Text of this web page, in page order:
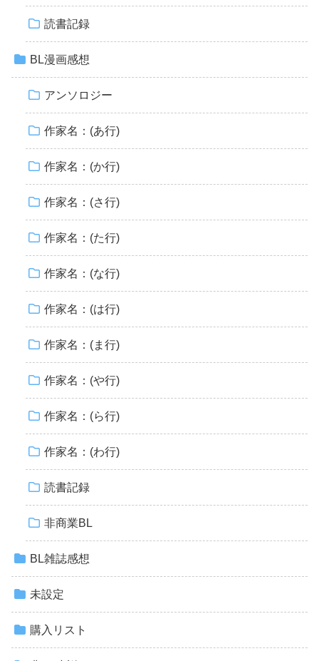
読書記録
BL漫画感想
アンソロジー
作家名：(あ行)
作家名：(か行)
作家名：(さ行)
作家名：(た行)
作家名：(な行)
作家名：(は行)
作家名：(ま行)
作家名：(や行)
作家名：(ら行)
作家名：(わ行)
読書記録
非商業BL
BL雑誌感想
未設定
購入リスト